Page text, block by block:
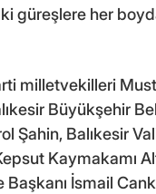
güreşlere her
milletvekilleri
Büyükşehir
Şahin, Balıkesir Vali
Kaymakamı
İsmail